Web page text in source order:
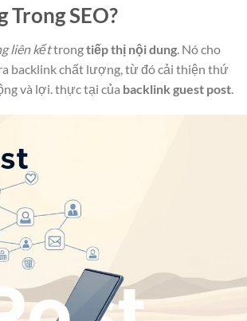
Trong SEO?
liên kếttrongtiếp thị nội dung . Nó cho
backlink chất lượng, từ đó cải thiện thứ
và lợi. thực tại của backlink guest post